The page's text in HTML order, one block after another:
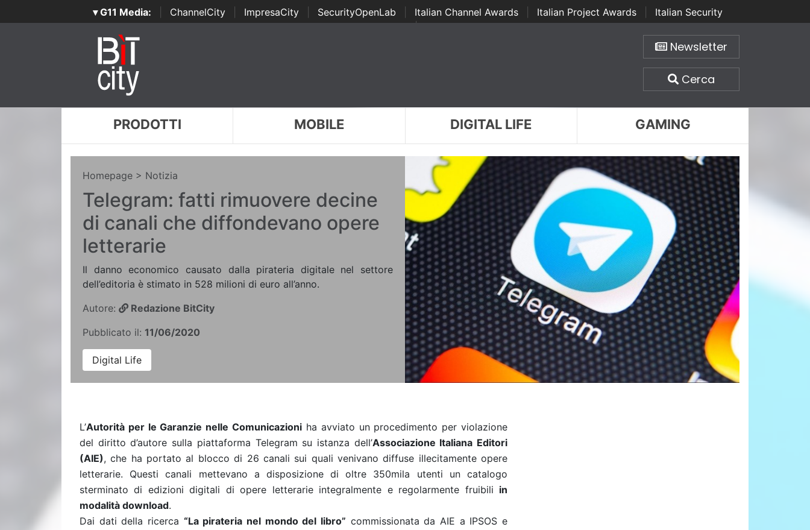
▾ G11 Media: ChannelCity ImpresaCity SecurityOpenLab Italian Channel Awards Italian Project Awards
Italian Security
Awards | ...
Newsletter
Cerca
PRODOTTI MOBILE DIGITAL LIFE GAMING
Homepage > Notizia
Telegram: fatti rimuovere decine
di canali che diffondevano opere
letterarie
Il danno economico causato dalla pirateria digitale nel settore
dell’editoria è stimato in 528 milioni di euro all’anno.
Autore:
Redazione BitCity
Pubblicato il: 11/06/2020
Digital Life
L’Autorità per le Garanzie nelle Comunicazioni ha avviato un procedimento per violazione
del diritto d’autore sulla piattaforma Telegram su istanza dell’Associazione Italiana Editori
(AIE), che ha portato al blocco di 26 canali sui quali venivano diffuse illecitamente opere
letterarie. Questi canali mettevano a disposizione di oltre 350mila utenti un catalogo
sterminato di edizioni digitali di opere letterarie integralmente e regolarmente fruibili in
modalità download.
Dai dati della ricerca “La pirateria nel mondo del libro” commissionata da AIE a IPSOS e